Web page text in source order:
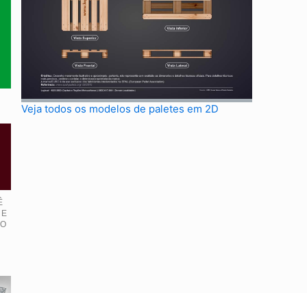
E
Veja todos os modelos de paletes em 2D